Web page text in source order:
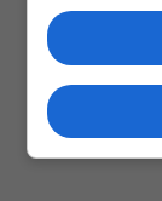
التدخل